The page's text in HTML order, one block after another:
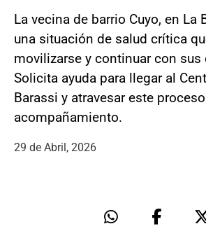
La vecina de barrio Cuyo, en La
una situación de salud crítica
movilizarse y continuar con sus
Solicita ayuda para llegar al
Barassi y atravesar este
acompañamiento.
29 de Abril, 2026